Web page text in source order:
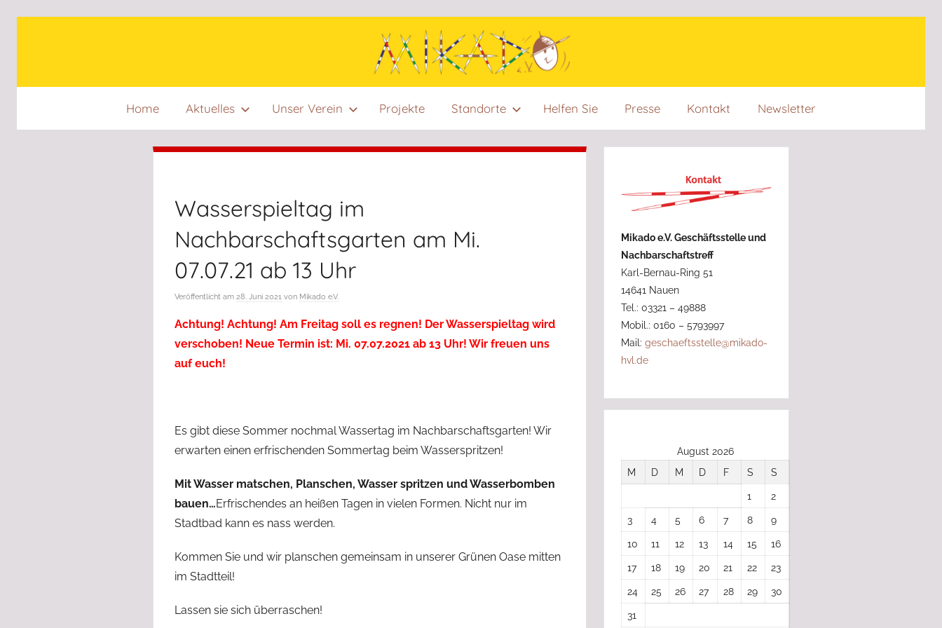
Mikado
e:V.
e.V.
wurde
im
ins
in
Havelland
engagieren
und
beteiligen
wollten.
Home Aktuelles Unser Verein Projekte Standorte Helfen Sie Presse Kontakt Newsletter
Wasserspieltag im
Nachbarschaftsgarten am Mi.
07.07.21 ab 13 Uhr
Veröffentlicht am 28. Juni 2021 von Mikado e.V.
Achtung! Achtung! Am Freitag soll es regnen! Der Wasserspieltag wird
verschoben! Neue Termin ist: Mi. 07.07.2021 ab 13 Uhr! Wir freuen uns
auf euch!
Es gibt diese Sommer nochmal Wassertag im Nachbarschaftsgarten! Wir
erwarten einen erfrischenden Sommertag beim Wasserspritzen!
Mit Wasser matschen, Planschen, Wasser spritzen und Wasserbomben
bauen…Erfrischendes an heißen Tagen in vielen Formen. Nicht nur im
Stadtbad kann es nass werden.
Kommen Sie und wir planschen gemeinsam in unserer Grünen Oase mitten
im Stadtteil!
Lassen sie sich überraschen!
Mikado e.V. Geschäftsstelle und
Nachbarschaftstreff
Karl-Bernau-Ring 51
14641 Nauen
Tel.: 03321 – 49888
Mobil.: 0160 – 5793997
Mail: geschaeftsstelle@mikado-
hvl.de
August 2026
M
D M D F S
S
1
2
3
4 5 6 7 8
9
10
11 12 13 14 15
16
17
18 19 20 21 22
23
24
25 26 27 28 29
30
31